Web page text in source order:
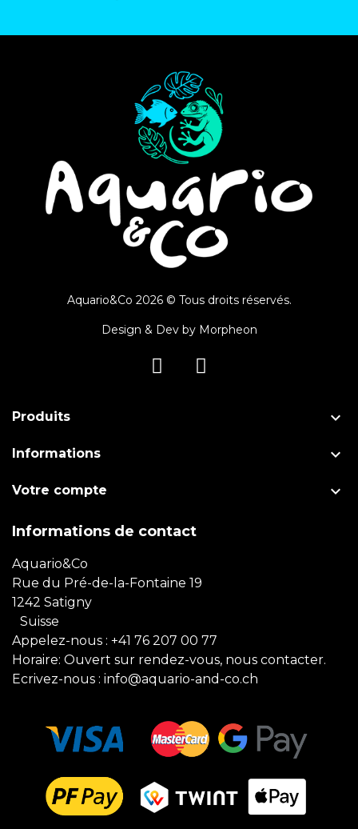
Aquario&Co 2026 © Tous droits réservés.
Design & Dev by Morpheon
Produits 
Informations 
Votre compte 
Informations de contact
Aquario&Co
Rue du Pré-de-la-Fontaine 19
1242 Satigny
Suisse
Appelez-nous : +41 76 207 00 77
Horaire: Ouvert sur rendez-vous, nous contacter.
Ecrivez-nous : info@aquario-and-co.ch